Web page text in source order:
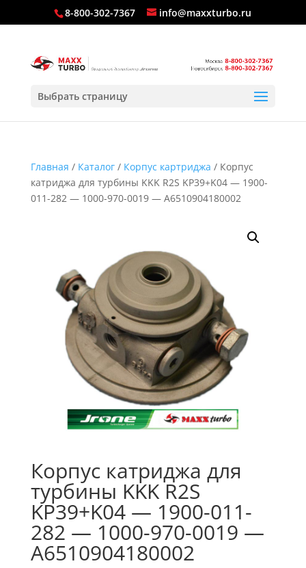
8-800-302-7367 info@maxxturbo.ru
Выбрать страницу
Главная / Каталог/ Корпус картриджа / Корпус
катриджа для турбины KKK R2S KP39+K04 — 1900-
011-282 — 1000-970-0019 — A6510904180002
Корпус катриджа для
турбины KKK R2S
KP39+K04 — 1900-011-
282 — 1000-970-0019 —
A6510904180002